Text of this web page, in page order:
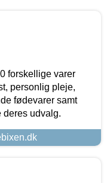
forskellige varer
personlig pleje,
fødevarer samt
deres udvalg.